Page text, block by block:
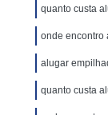
quanto custa
onde encontro
alugar
quanto custa